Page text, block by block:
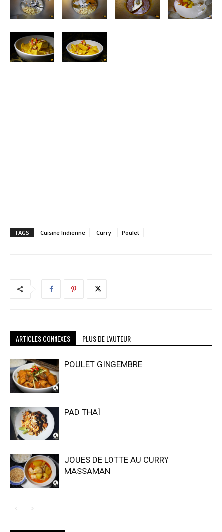
TAGS Cuisine Indienne Curry Poulet
ARTICLES CONNEXES PLUS DE L'AUTEUR
POULET GINGEMBRE
PAD THAÏ
JOUES DE LOTTE AU CURRY
MASSAMAN